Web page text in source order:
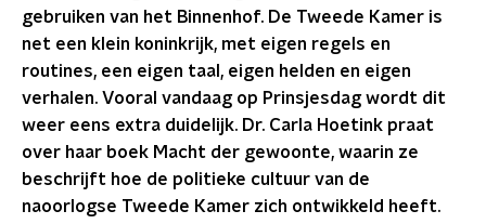
gebruiken van het Binnenhof. De Tweede Kamer is
net een klein koninkrijk, met eigen regels en
routines, een eigen taal, eigen helden en eigen
verhalen. Vooral vandaag op Prinsjesdag wordt dit
weer eens extra duidelijk. Dr. Carla Hoetink praat
over haar boek Macht der gewoonte, waarin ze
beschrijft hoe de politieke cultuur van de
naoorlogse Tweede Kamer zich ontwikkeld heeft.